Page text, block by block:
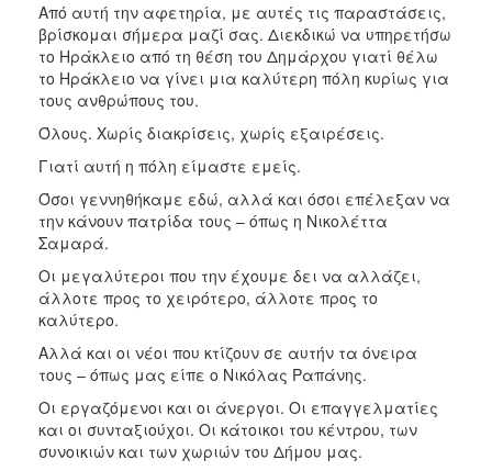
Από αυτή την αφετηρία, με αυτές τις παραστάσεις,
βρίσκομαι σήμερα μαζί σας. Διεκδικώ να υπηρετήσω
το Ηράκλειο από τη θέση του Δημάρχου γιατί θέλω
το Ηράκλειο να γίνει μια καλύτερη πόλη κυρίως για
τους ανθρώπους του.
Όλους. Χωρίς διακρίσεις, χωρίς εξαιρέσεις.
Γιατί αυτή η πόλη είμαστε εμείς.
Όσοι γεννηθήκαμε εδώ, αλλά και όσοι επέλεξαν να
την κάνουν πατρίδα τους – όπως η Νικολέττα
Σαμαρά.
Οι μεγαλύτεροι που την έχουμε δει να αλλάζει,
άλλοτε προς το χειρότερο, άλλοτε προς το
καλύτερο.
Αλλά και οι νέοι που κτίζουν σε αυτήν τα όνειρα
τους – όπως μας είπε ο Νικόλας Ραπάνης.
Οι εργαζόμενοι και οι άνεργοι. Οι επαγγελματίες
και οι συνταξιούχοι. Οι κάτοικοι του κέντρου, των
συνοικιών και των χωριών του Δήμου μας.